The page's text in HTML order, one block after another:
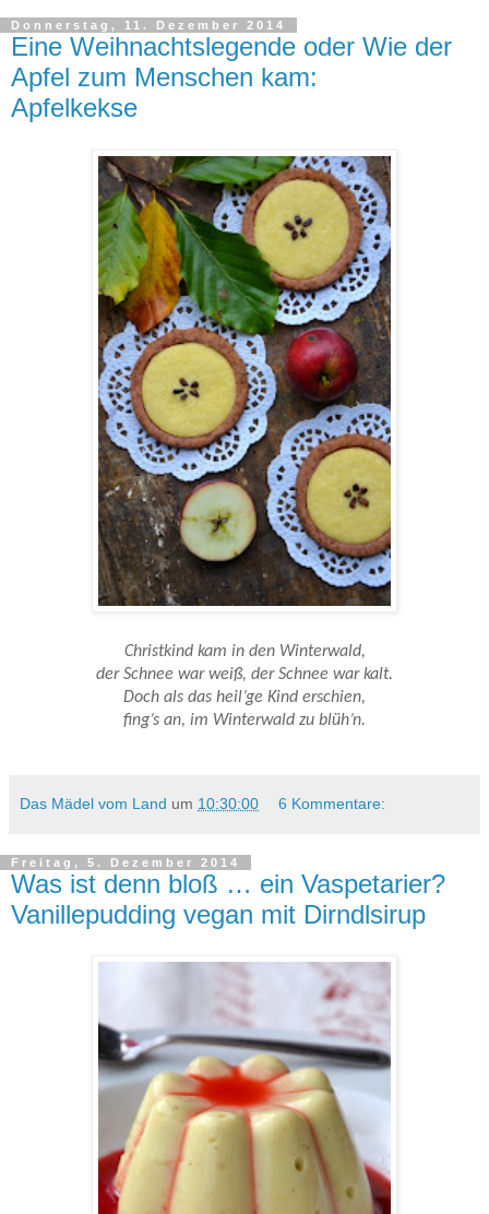
Donnerstag, 11. Dezember 2014
Eine Weihnachtslegende oder Wie der
Apfel zum Menschen kam:
Apfelkekse
Christkind kam in den Winterwald,
der Schnee war weiß, der Schnee war kalt.
Doch als das heil’ge Kind erschien,
fing’s an, im Winterwald zu blüh’n.
Das Mädel vom Land um 10:30:00 6 Kommentare:
Freitag, 5. Dezember 2014
Was ist denn bloß … ein Vaspetarier?
Vanillepudding vegan mit Dirndlsirup